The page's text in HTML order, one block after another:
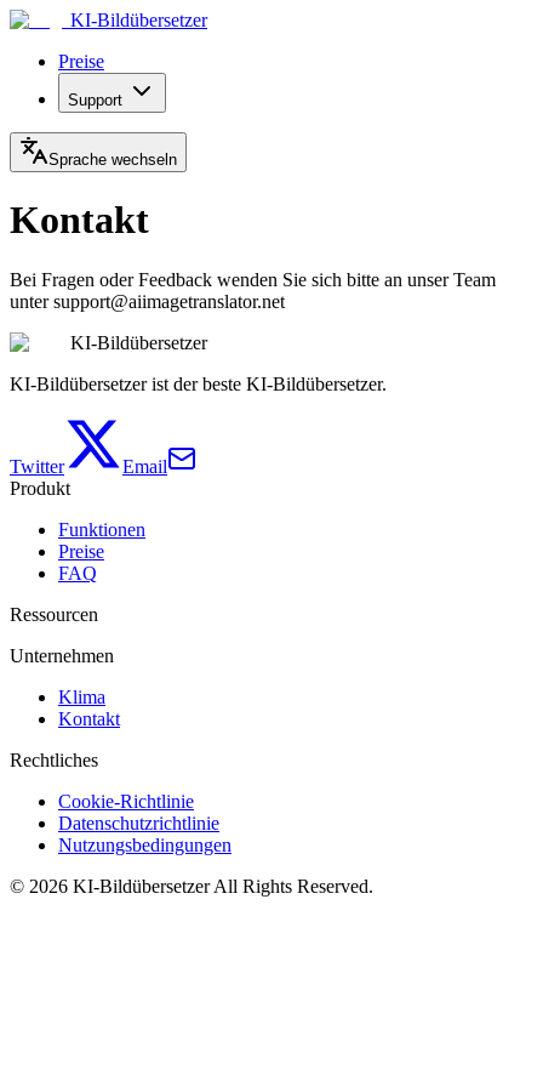
KI-Bildübersetzer
Preise
Support
Sprache wechseln
Kontakt
Bei Fragen oder Feedback wenden Sie sich bitte an unser Team
unter support@aiimagetranslator.net
KI-Bildübersetzer
KI-Bildübersetzer ist der beste KI-Bildübersetzer.
Twitter
Email
Produkt
Funktionen
Preise
FAQ
Ressourcen
Unternehmen
Klima
Kontakt
Rechtliches
Cookie-Richtlinie
Datenschutzrichtlinie
Nutzungsbedingungen
© 2026 KI-BildübersetzerAll Rights Reserved.